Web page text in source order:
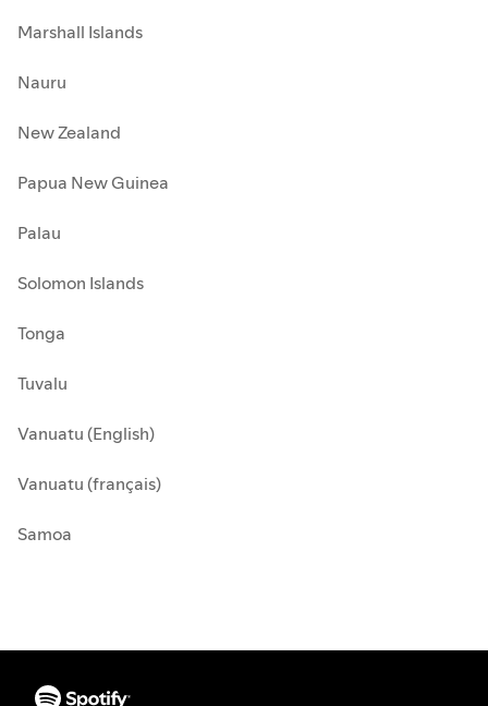
Marshall Islands
Nauru
New Zealand
Papua New Guinea
Palau
Solomon Islands
Tonga
Tuvalu
Vanuatu (English)
Vanuatu (français)
Samoa